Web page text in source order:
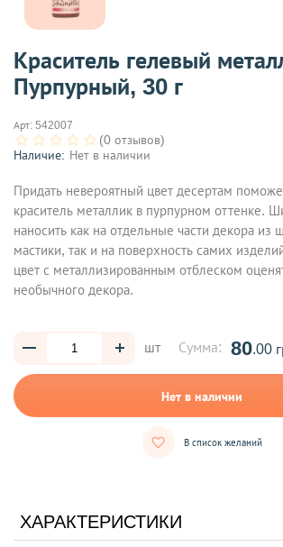
Краситель гелевый
Пурпурный, 30 г
Арт: 542007
(0 отзывов)
Наличие: Нет в наличии
Придать невероятный цвет десертам
краситель металлик в пурпурном оттенке.
наносить как на отдельные части декора из
мастики, так и на поверхность самих
цвет с металлизированным отблеском
необычного декора.
шт Сумма: 80.00
Нет в наличии
В список желаний
ХАРАКТЕРИСТИКИ